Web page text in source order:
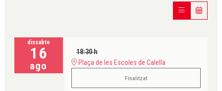
dissabte
16
ago
18:30 h
Plaça de les Escoles de Calella
Finalitzat